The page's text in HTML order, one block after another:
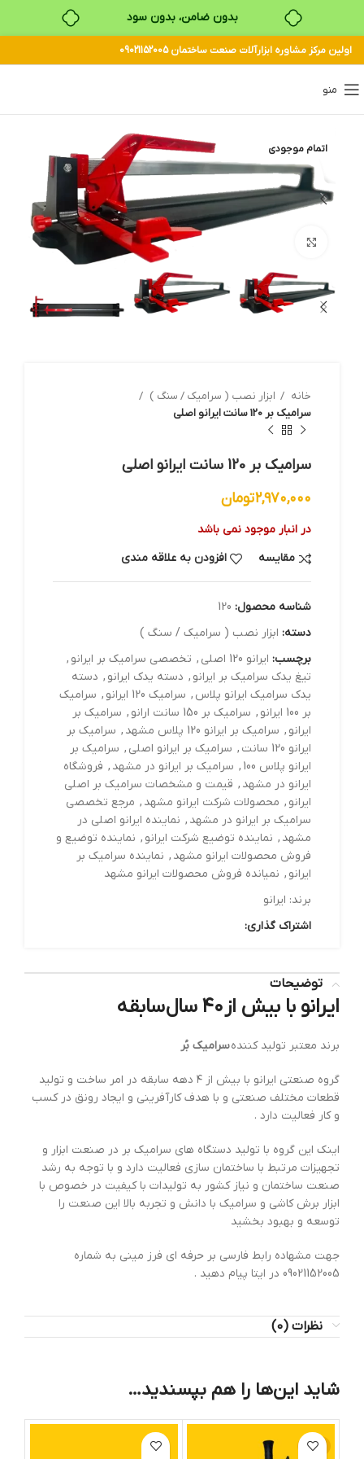
بدون ضامن، بدون سود
خرید قسطی با ترب‌پی
اولین مرکز مشاوره ابزارآلات صنعت ساختمان 09021152005
منو
اتمام موجودی
خانه
ابزار نصب ( سرامیک / سنگ )
سرامیک بر 120 سانت ایرانو اصلی
سرامیک بر 120 سانت ایرانو اصلی
۲,۹۷۰,۰۰۰تومان
در انبار موجود نمی باشد
مقایسه
افزودن به علاقه مندی
شناسه محصول: 120
دسته: ابزار نصب ( سرامیک / سنگ )
برچسب: ایرانو 120 اصلی , تخصصی سرامیک بر ایرانو ,
تیغ یدک سرامیک بر ایرانو , دسته یدک ایرانو , دسته
یدک سرامیک ایرانو پلاس , سرامیک 120 ایرانو , سرامیک
بر 100 ایرانو
, سرامیک بر 150 سانت ارانو , سرامیک بر
ایرانو , سرامیک بر ایرانو 120 پلاس مشهد , سرامیک بر
ایرانو 120 سانت
, سرامیک بر ایرانو اصلی , سرامیک بر
ایرانو پلاس 100
, سرامیک بر ایرانو در مشهد , فروشگاه
ایرانو در مشهد , قیمت و مشخصات سرامیک بر اصلی
ایرانو , محصولات شرکت ایرانو مشهد , مرجع تخصصی
سرامیک بر ایرانو در مشهد , نماینده ایرانو اصلی در
مشهد , نماینده توضیع شرکت ایرانو , نماینده توضیع و
فروش محصولات ایرانو مشهد , نماینده سرامیک بر
ایرانو , نمیانده فروش محصولات ایرانو مشهد
برند: ایرانو
اشتراک گذاری:
توضیحات
ایرانو با بیش از ۴۰ سال سابقه
برند معتبر تولید کنندهسرامیک بُر
گروه صنعتی ایرانو با بیش از ۴ دهه سابقه در امر ساخت و تولید
قطعات مختلف صنعتی و با هدف کارآفرینی و ایجاد رونق در کسب
و کار فعالیت دارد .
اینک این گروه با تولید دستگاه های سرامیک بر در صنعت ابزار و
تجهیزات مرتبط با ساختمان سازی فعالیت دارد و با توجه به رشد
صنعت ساختمان و نیاز کشور به تولیدات با کیفیت در خصوص با
ابزار برش کاشی و سرامیک با دانش و تجربه بالا این صنعت را
توسعه و بهبود بخشید
جهت مشهاده رابط فارسی بر حرفه ای فرز مینی به شماره
09021152005 در ایتا پیام دهید .
نظرات (0)
شاید این‌ها را هم بپسندید…
-24%